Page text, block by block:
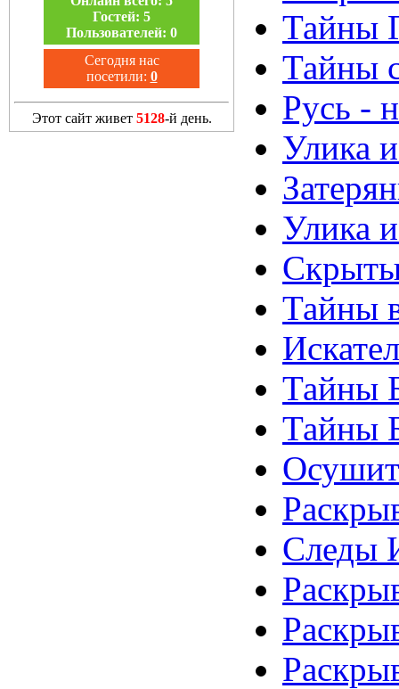
Гостей: 5
Пользователей: 0
Сегодня нас
посетили: 0
Этот сайт живет 5128-й день.
Тайны
Тайны
Русь -
Улика
Улика
Тайны
Тайны
Тайны
Следы